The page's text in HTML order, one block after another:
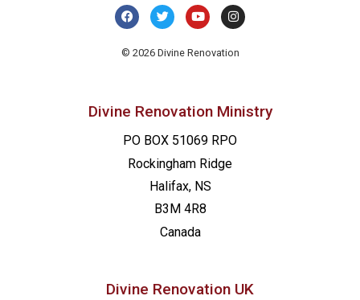
© 2026 Divine Renovation
Divine Renovation Ministry
PO BOX 51069 RPO
Rockingham Ridge
Halifax, NS
B3M 4R8
Canada
Divine Renovation UK